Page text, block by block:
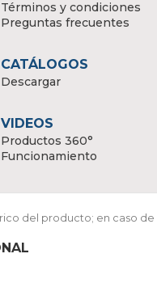
Términos y condiciones
Preguntas frecuentes
CATÁLOGOS
Descargar
VIDEOS
Productos 360°
Funcionamiento
del producto; en caso